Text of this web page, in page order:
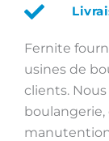
Fernite
usines de
clients.